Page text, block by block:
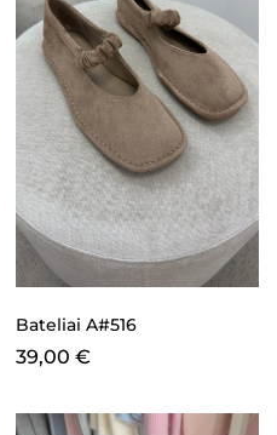
Bateliai A#516
39,00 €